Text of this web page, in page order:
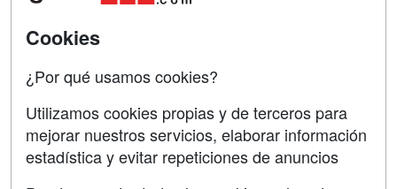
Contactar
Confidencialidad
SÍGUENOS EN:
Cookies
¿Por qué usamos cookies?
Utilizamos cookies propias y de terceros para
mejorar nuestros servicios, elaborar información
estadística y evitar repeticiones de anuncios